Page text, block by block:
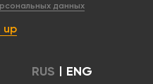
данных
up
RUS | ENG